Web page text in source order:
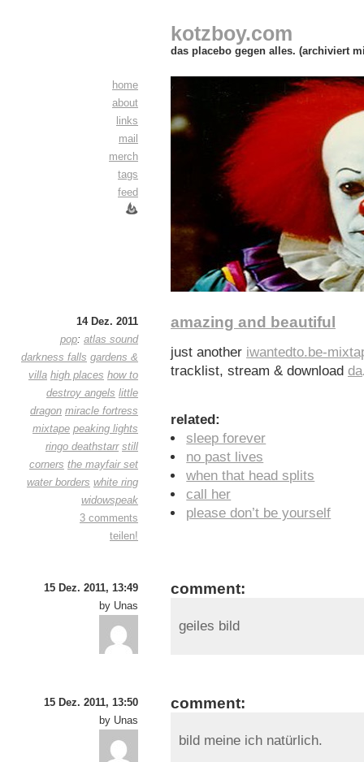
kotzboy.com
das placebo gegen alles. (archiviert
home
about
links
mail
merch
tags
feed
14 Dez. 2011
pop: atlas sound
darkness falls gardens &
villa high places how to
destroy angels little
dragon miracle fortress
mixtape peaking lights
ringo deathstarr still
corners the mayfair set
water borders white ring
widowspeak
3 comments
teilen!
amazing and beautiful
just another iwantedto.be-
tracklist, stream & download da
related:
sleep forever
no past lives
when that head splits
call her
please don’t be yourself
15 Dez. 2011, 13:49
by Unas
comment:
geiles bild
15 Dez. 2011, 13:50
by Unas
comment:
bild meine ich natürlich.